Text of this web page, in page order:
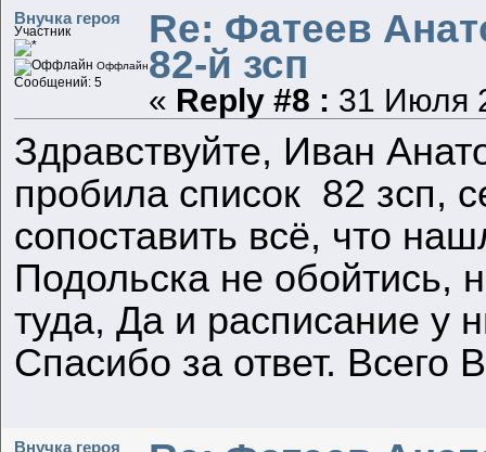
Внучка героя
Участник
Оффлайн
Сообщений: 5
Re: Фатеев
82-й зсп
« Reply #8 : 31 Июля
Здравствуйте, Иван
пробила список 82 зсп,
сопоставить всё, что
Подольска не обойтись,
туда, Да и расписание у
Спасибо за ответ. Всего
Внучка героя